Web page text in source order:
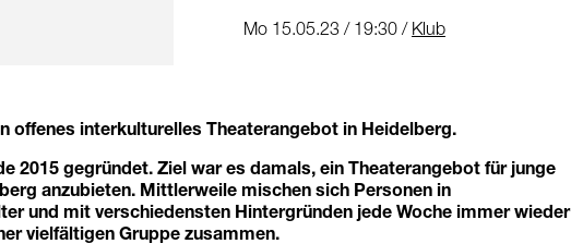
Mo 15.05.23 / 19:30 / Klub
offenes interkulturelles Theaterangebot in Heidelberg.
2015 gegründet. Ziel war es damals, ein Theaterangebot für junge
anzubieten. Mittlerweile mischen sich Personen in
und mit verschiedensten Hintergründen jede Woche immer wieder
vielfältigen Gruppe zusammen.